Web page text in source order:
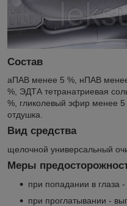
Состав
аПАВ менее 5 %, нПАВ менее
%, ЭДТА тетранатриевая
%, гликолевый эфир менее
отдушка.
Вид средства
щелочной универсальный
Меры
при попадании в глаза
при проглатывании -